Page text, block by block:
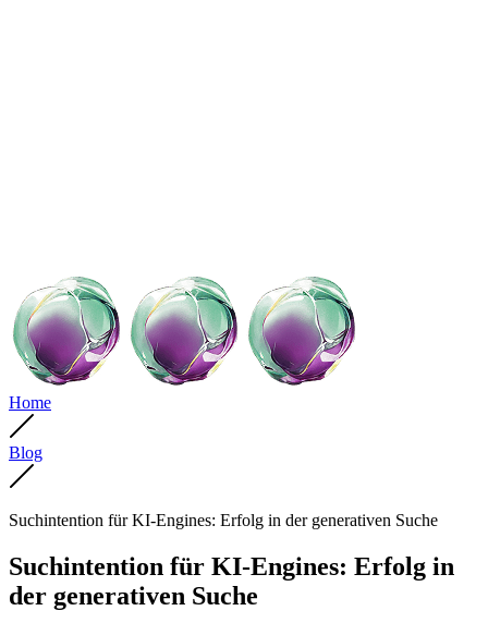
Home
Blog
Suchintention für KI-Engines: Erfolg in der generativen Suche
Suchintention für KI-Engines: Erfolg in
der generativen Suche